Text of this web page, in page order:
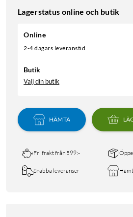
Lagerstatus online och butik
Online
2-4 dagars leveranstid
Butik
Välj din butik
HÄMTA
Fri frakt från 599:-
Snabba leveranser